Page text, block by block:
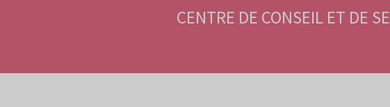
CENTRE DE CONSEIL ET DE